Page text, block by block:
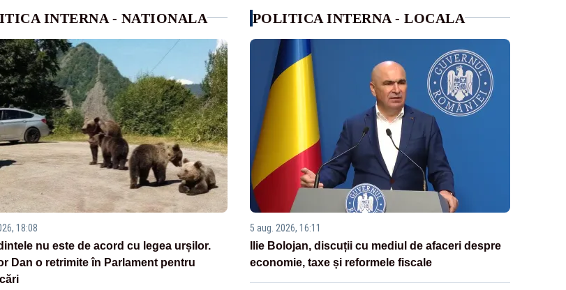
INTERNA - NATIONALA
18:08
nu este de acord cu legea urșilor.
Dan o retrimite în Parlament pentru
POLITICA INTERNA - LOCALA
5 aug. 2026, 16:11
Ilie Bolojan, discuții cu mediul de afaceri despre
economie, taxe și reformele fiscale